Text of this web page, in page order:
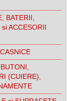
BATERII,
ACCESORII
(CUIERE),